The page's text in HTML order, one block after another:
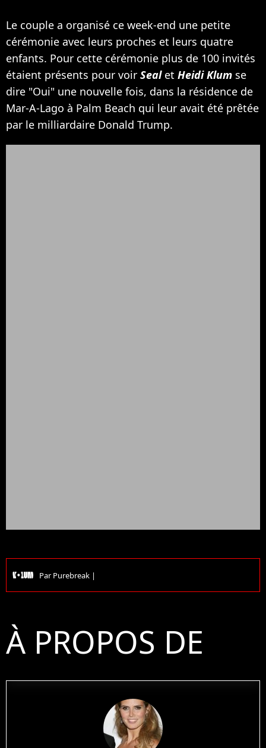
Le couple a organisé ce week-end une petite
cérémonie avec leurs proches et leurs quatre
enfants. Pour cette cérémonie plus de 100 invités
étaient présents pour voir Seal et Heidi Klum se
dire "Oui" une nouvelle fois, dans la résidence de
Mar-A-Lago à Palm Beach qui leur avait été prêtée
par le milliardaire Donald Trump.
ParPurebreak |
À PROPOS DE